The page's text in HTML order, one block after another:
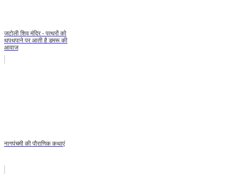
जटोली शिव मंदिर - पत्थरों को
थपथपाने पर आती है डमरू की
आवाज
नागपंचमी की पौराणिक कथाएं